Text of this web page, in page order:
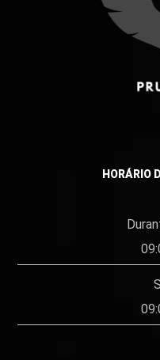
HORÁRIO